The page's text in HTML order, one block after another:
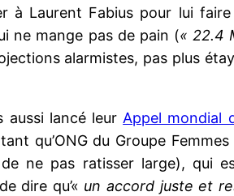
Laurent Fabius pour lui
ne mange pas de pain (« 22.4
alarmistes, pas plus
aussi lancé leur Appel mondial
qu’ONG du Groupe
ne pas ratisser large), qui
dire qu’« un accord juste et